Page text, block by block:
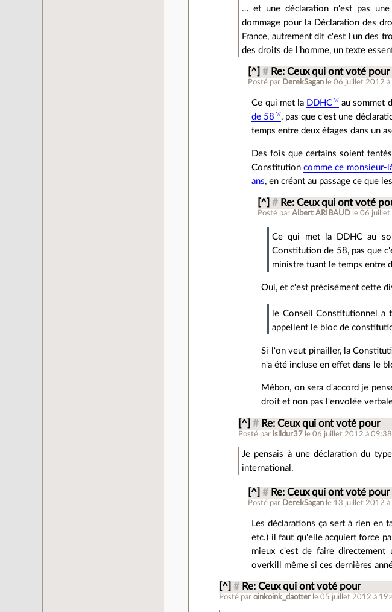
… et une déclaration n'est pas
dommage pour la Déclaration des
France, autrement dit c'est l'un des
des droits de l'homme, un texte
[^] # Re: Ceux qui ont voté pour
Posté par DerekSagan le 06 juillet 2012
Ce qui met la DDHC au sommet
de 58
, pas que c'est une
temps entre deux étages dans un
Des fois que certains soient
Constitutioncomme ce monsieur-
ans, en créant au passage ce que
[^] # Re: Ceux qui ont voté
Posté parAlbert ARIBAUD le 06
Ce qui met la DDHC au
Constitution de 58, pas que
ministre tuant le temps entre
Oui, et c'est précisément cette
le Conseil Constitutionnel a
appellent le bloc de
Si l'on veut pinailler, la
n'a été incluse en effet dans le
Mébon, on sera d'accord je
droit et non pas l'envolée
[^] # Re: Ceux qui ont voté pour
Posté par isildur37 le 06 juillet 2012 à 09:38
Je pensais à une déclaration du
international.
[^] # Re: Ceux qui ont voté pour
Posté par DerekSagan le 13 juillet 2012
Les déclarations ça sert à rien en
etc.) il faut qu'elle acquiert force
mieux c'est de faire
overkill même si ces dernières
[^] # Re: Ceux qui ont voté pour
Posté paroinkoink_daotter le 05 juillet 2012 à